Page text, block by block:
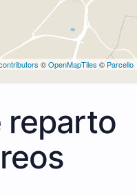
©OpenMapTiles © Parcello
reparto